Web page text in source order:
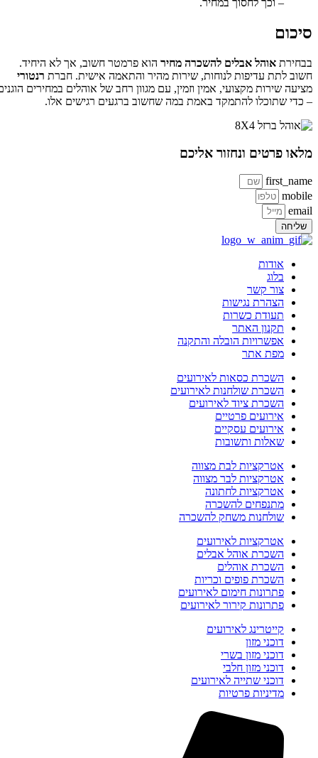
– וכך לחסוך במחיר.
סיכום
בבחירתאוהל אבלים להשכרה מחירהוא פרמטר חשוב, אך לא היחיד.
חשוב לתת עדיפות לנוחות, שירות מהיר והתאמה אישית. חברתרנטורי
מציעה שירות מקצועי, אמין וזמין, עם מגוון רחב של אוהלים במחירים הוגנים
– כדי שתוכלו להתמקד באמת במה שחשוב ברגעים רגישים אלו.
מלאו פרטים ונחזור אליכם
first_name
mobile
email
שליחה
אודות
בלוג
צור קשר
הצהרת נגישות
תעודת כשרות
תקנון האתר
אפשרויות הובלה והתקנה
מפת אתר
השכרת כסאות לאירועים
השכרת שולחנות לאירועים
השכרת ציוד לאירועים
אירועים פרטיים
אירועים עסקיים
שאלות ותשובות
אטרקציות לבת מצווה
אטרקציות לבר מצווה
אטרקציות לחתונה
מתנפחים להשכרה
שולחנות משחק להשכרה
אטרקציות לאירועים
השכרת אוהל אבלים
השכרת אוהלים
השכרת פופים וכריות
פתרונות חימום לאירועים
פתרונות קירור לאירועים
קייטרינג לאירועים
דוכני מזון
דוכני מזון בשרי
דוכני מזון חלבי
דוכני שתייה לאירועים
מדיניות פרטיות